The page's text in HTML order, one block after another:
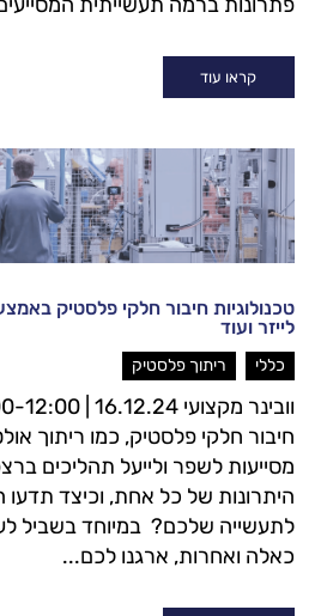
פתרונות ברמה תעשייתית
קראו עוד
טכנולוגיות חיבור חלקי פלסטיק
לייזר ועוד
כללי ריתוך פלסטיק
חיבור חלקי פלסטיק, כמו ריתוך
מסייעות לשפר ולייעל תהליכים
היתרונות של כל אחת, וכיצד
לתעשייה שלכם? במיוחד בשביל
כאלה ואחרות, ארגנו לכם...